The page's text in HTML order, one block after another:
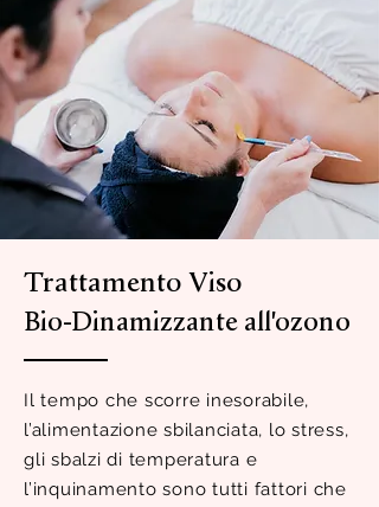
Trattamento Viso
Bio-Dinamizzante all'ozono
Il tempo che scorre inesorabile,
l’alimentazione sbilanciata, lo stress,
gli sbalzi di temperatura e
l’inquinamento sono tutti fattori che